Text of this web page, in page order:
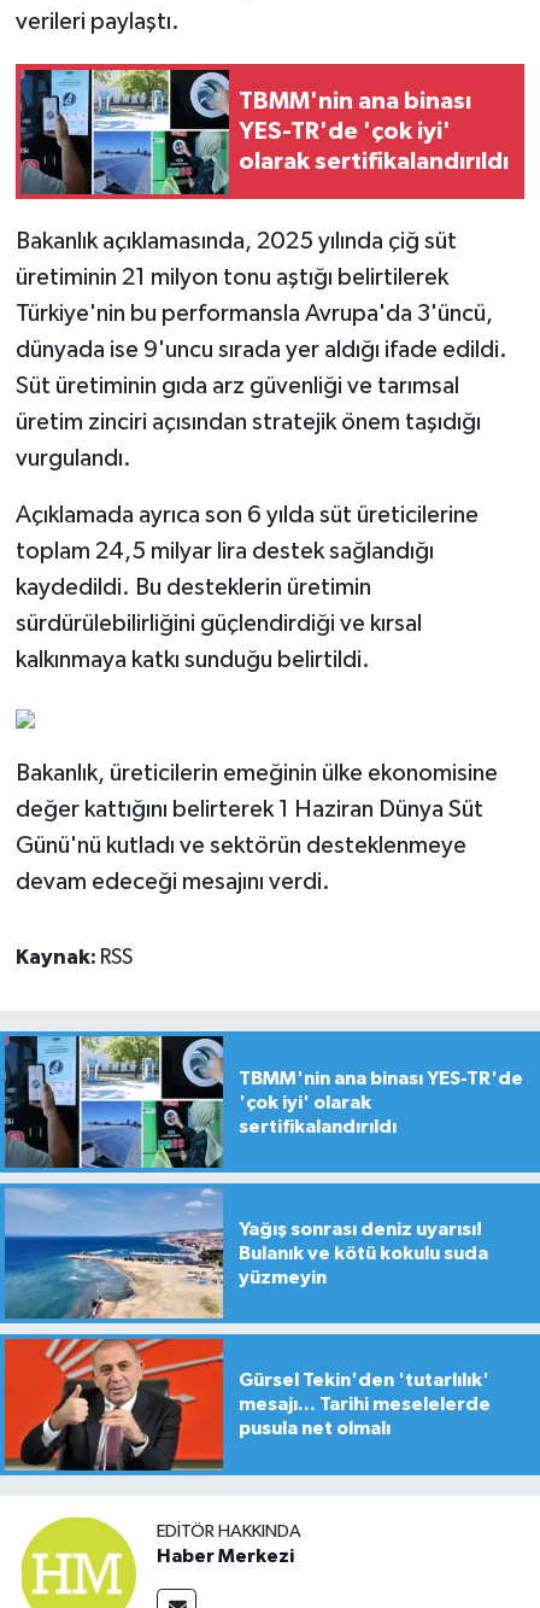
verileri paylaştı.
TBMM'nin ana binası
YES-TR'de 'çok iyi'
olarak sertifikalandırıldı
Bakanlık açıklamasında, 2025 yılında çiğ süt
üretiminin 21 milyon tonu aştığı belirtilerek
Türkiye'nin bu performansla Avrupa'da 3'üncü,
dünyada ise 9'uncu sırada yer aldığı ifade edildi.
Süt üretiminin gıda arz güvenliği ve tarımsal
üretim zinciri açısından stratejik önem taşıdığı
vurgulandı.
Açıklamada ayrıca son 6 yılda süt üreticilerine
toplam 24,5 milyar lira destek sağlandığı
kaydedildi. Bu desteklerin üretimin
sürdürülebilirliğini güçlendirdiği ve kırsal
kalkınmaya katkı sunduğu belirtildi.
Bakanlık, üreticilerin emeğinin ülke ekonomisine
değer kattığını belirterek 1 Haziran Dünya Süt
Günü'nü kutladı ve sektörün desteklenmeye
devam edeceği mesajını verdi.
Kaynak: RSS
TBMM'nin ana binası YES-TR'de
'çok iyi' olarak
sertifikalandırıldı
Yağış sonrası deniz uyarısı!
Bulanık ve kötü kokulu suda
yüzmeyin
Gürsel Tekin'den 'tutarlılık'
mesajı... Tarihi meselelerde
pusula net olmalı
EDITÖR HAKKINDA
Haber Merkezi